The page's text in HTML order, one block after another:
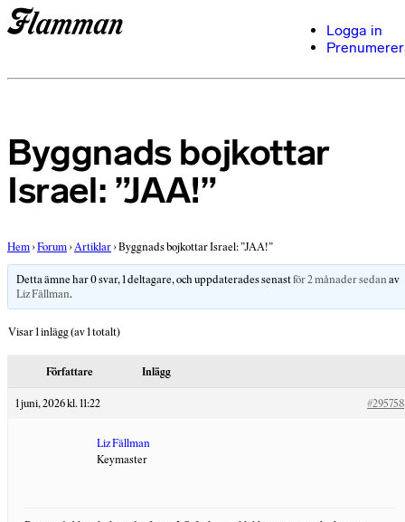
Logga in
Byggnads bojkottar
Israel: ”JAA!”
Hem ›Forum ›Artiklar ›Byggnads bojkottar Israel: ”JAA!”
Detta ämne har 0 svar, 1 deltagare, och uppdaterades senastför 2 månader sedanav
Liz Fällman.
Visar 1 inlägg (av 1 totalt)
Författare Inlägg
1 juni, 2026 kl. 11:22 #295758
Liz Fällman
Keymaster